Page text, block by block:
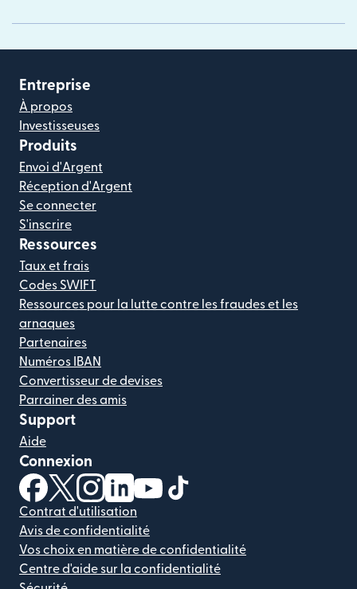
Entreprise
À propos
Investisseuses
Produits
Envoi d'Argent
Réception d'Argent
Se connecter
S'inscrire
Ressources
Taux et frais
Codes SWIFT
Ressources pour la lutte contre les fraudes et les
arnaques
Partenaires
Numéros IBAN
Convertisseur de devises
Parrainer des amis
Support
Aide
Connexion
(s'ouvre dans une nouvelle fenêtre)
(s'ouvre dans une nouvelle fenêtre)
(s'ouvre dans une nouvelle fenêtre)
(s'ouvre dans une nouvelle fenêtre)
(s'ouvre dans une nouvelle
Contrat d'utilisation
Avis de confidentialité
Vos choix en matière de confidentialité
Centre d'aide sur la confidentialité